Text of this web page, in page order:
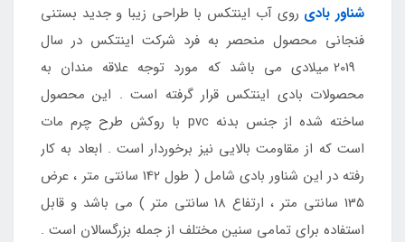
شناور بادی روی آب اینتکس با طراحی زیبا و جدید بستنی
فنجانی محصول منحصر به فرد شرکت اینتکس در سال
2019 میلادی می باشد که مورد توجه علاقه مندان به
محصولات بادی اینتکس قرار گرفته است . این محصول
ساخته شده از جنس بدنه pvc با روکش طرح چرم مات
است که از مقاومت بالایی نیز برخوردار است . ابعاد به کار
رفته در این شناور بادی شامل ( طول 142 سانتی متر ، عرض
135 سانتی متر ، ارتفاع 18 سانتی متر ) می باشد و قابل
استفاده برای تمامی سنین مختلف از جمله بزرگسالان است .